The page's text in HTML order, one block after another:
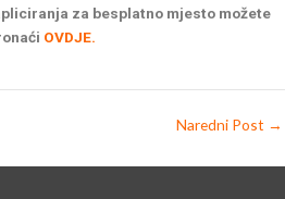
za besplatno mjesto možete
OVDJE.
Naredni Post →